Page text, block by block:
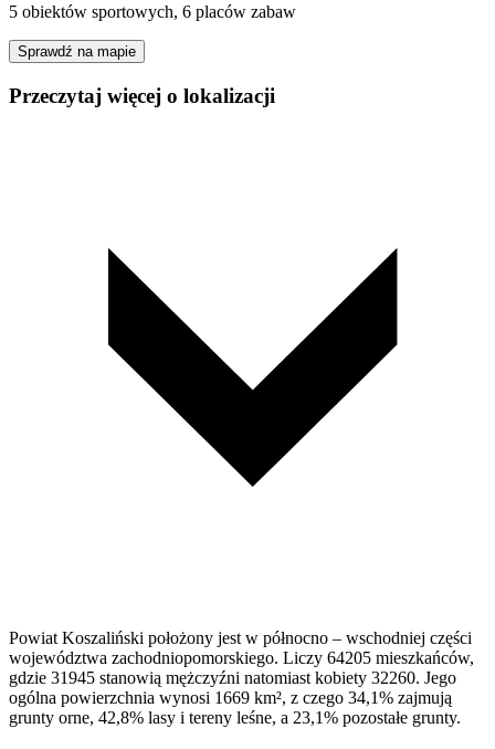
5 obiektów sportowych, 6 placów zabaw
Sprawdź na mapie
Przeczytaj więcej o lokalizacji
Powiat Koszaliński położony jest w pół­nocno – wschodniej części
województwa zachodniopomorskiego. Liczy 64205 mieszkańców,
gdzie 31945 stanowią mężczyźni natomiast kobiety 32260. Jego
ogólna powierzchnia wynosi 1669 km², z czego 34,1% zajmują
grunty orne, 42,8% lasy i tereny leśne, a 23,1% pozostałe grunty.